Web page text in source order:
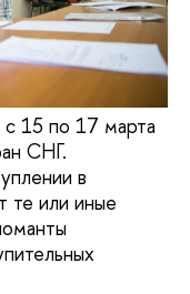
15 по 17 марта
СНГ.
в
те или иные